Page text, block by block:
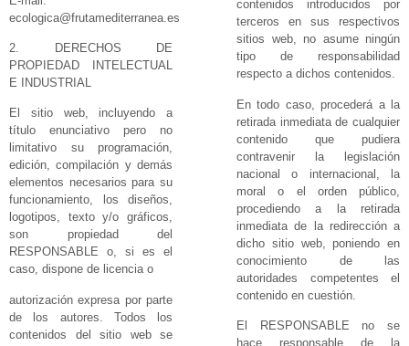
ecologica@frutamediterranea.es
2. DERECHOS DE
PROPIEDAD INTELECTUAL
E INDUSTRIAL
El sitio web, incluyendo a
título enunciativo pero no
limitativo su programación,
edición, compilación y demás
elementos necesarios para su
funcionamiento, los diseños,
logotipos, texto y/o gráficos,
son propiedad del
RESPONSABLE o, si es el
caso, dispone de licencia o
autorización expresa por parte
de los autores. Todos los
contenidos del sitio web se
contenidos introducidos por
terceros en sus respectivos
sitios web, no asume ningún
tipo de responsabilidad
respecto a dichos contenidos.
En todo caso, procederá a la
retirada inmediata de cualquier
contenido que pudiera
contravenir la legislación
nacional o internacional, la
moral o el orden público,
procediendo a la retirada
inmediata de la redirección a
dicho sitio web, poniendo en
conocimiento de las
autoridades competentes el
contenido en cuestión.
El RESPONSABLE no se
hace responsable de la